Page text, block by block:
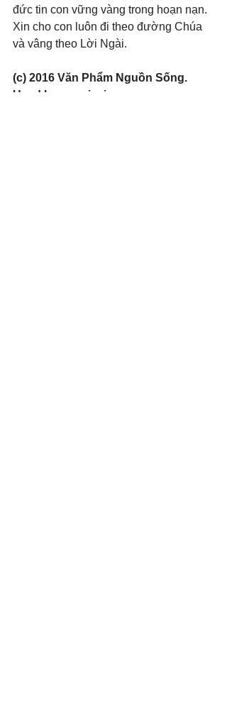
đức tin con vững vàng trong hoạn nạn.
Xin cho con luôn đi theo đường Chúa
và vâng theo Lời Ngài.
(c) 2016 Văn Phẩm Nguồn Sống.
Used by permission.